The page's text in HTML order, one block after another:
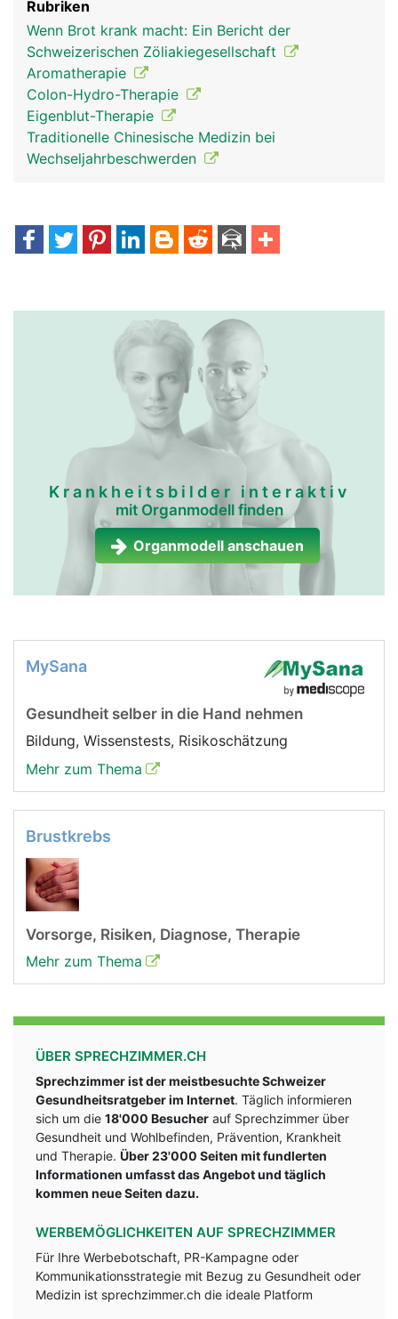
Rubriken
Wenn Brot krank macht: Ein Bericht der
Schweizerischen Zöliakiegesellschaft
Aromatherapie
Colon-Hydro-Therapie
Eigenblut-Therapie
Traditionelle Chinesische Medizin bei
Wechseljahrbeschwerden
Krankheitsbilder interaktiv
mit Organmodell finden
Organmodell anschauen
MySana
Gesundheit selber in die Hand nehmen
Bildung, Wissenstests, Risikoschätzung
Mehr zum Thema
Brustkrebs
Vorsorge, Risiken, Diagnose, Therapie
Mehr zum Thema
ÜBER SPRECHZIMMER.CH
Sprechzimmer ist der meistbesuchte Schweizer
Gesundheitsratgeber im Internet. Täglich informieren
sich um die 18'000 Besucher auf Sprechzimmer über
Gesundheit und Wohlbefinden, Prävention, Krankheit
und Therapie. Über 23'000 Seiten mit fundlerten
Informationen umfasst das Angebot und täglich
kommen neue Seiten dazu.
WERBEMÖGLICHKEITEN AUF SPRECHZIMMER
Für Ihre Werbebotschaft, PR-Kampagne oder
Kommunikationsstrategie mit Bezug zu Gesundheit oder
Medizin ist sprechzimmer.ch die ideale Platform